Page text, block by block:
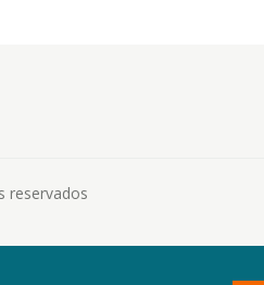
reservados